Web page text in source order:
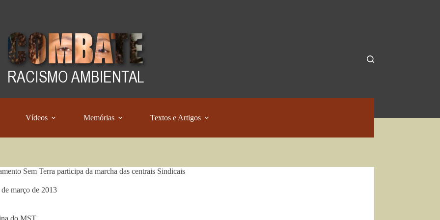
Vídeos Memórias Textos e Artigos
Sem Terra participa da marcha das centrais Sindicais
de março de 2013
do MST